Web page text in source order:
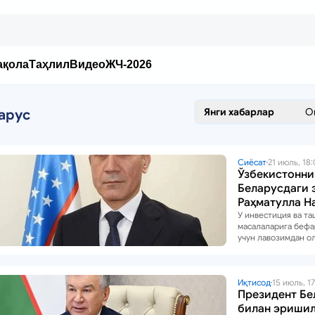
Таҳлил ВидеоЖЧ-2026
Янги хабарлар
Сиёсат21 июль,
Беларусдаги
Раҳматулла
ишдан
У инвестиция ва
масалаларига
учун лавозимдан
элчиларнинг
етарли даражада
кўринмаётгани
Иқтисод 15 июль,
Президент
билан